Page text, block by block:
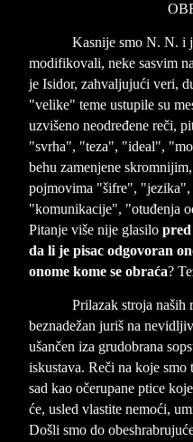
Kasnije smo N. N. i
modifikovali, neke sasvim
je Isidor, zahvaljujući veri,
"velike" teme ustupile su
uzvišeno neodređene reči,
"svrha", "teza", "ideal",
behu zamenjene
pojmovima "šifre",
"komunikacije", "otuđenja
Pitanje više nije glasilo pred
da li je pisac odgovoran
onome kome se obraća?
Prilazak stroja naših
beznadežan juriš na
ušančen iza grudobrana
iskustava. Reči na koje
sad kao očerupane ptice
će, usled vlastite nemoći,
Došli smo do